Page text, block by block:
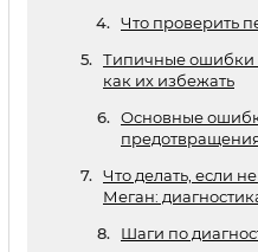
Что проверить
Типичные ошибки
как их избежать
Основные
Что делать, если
Меган:
Шаги по